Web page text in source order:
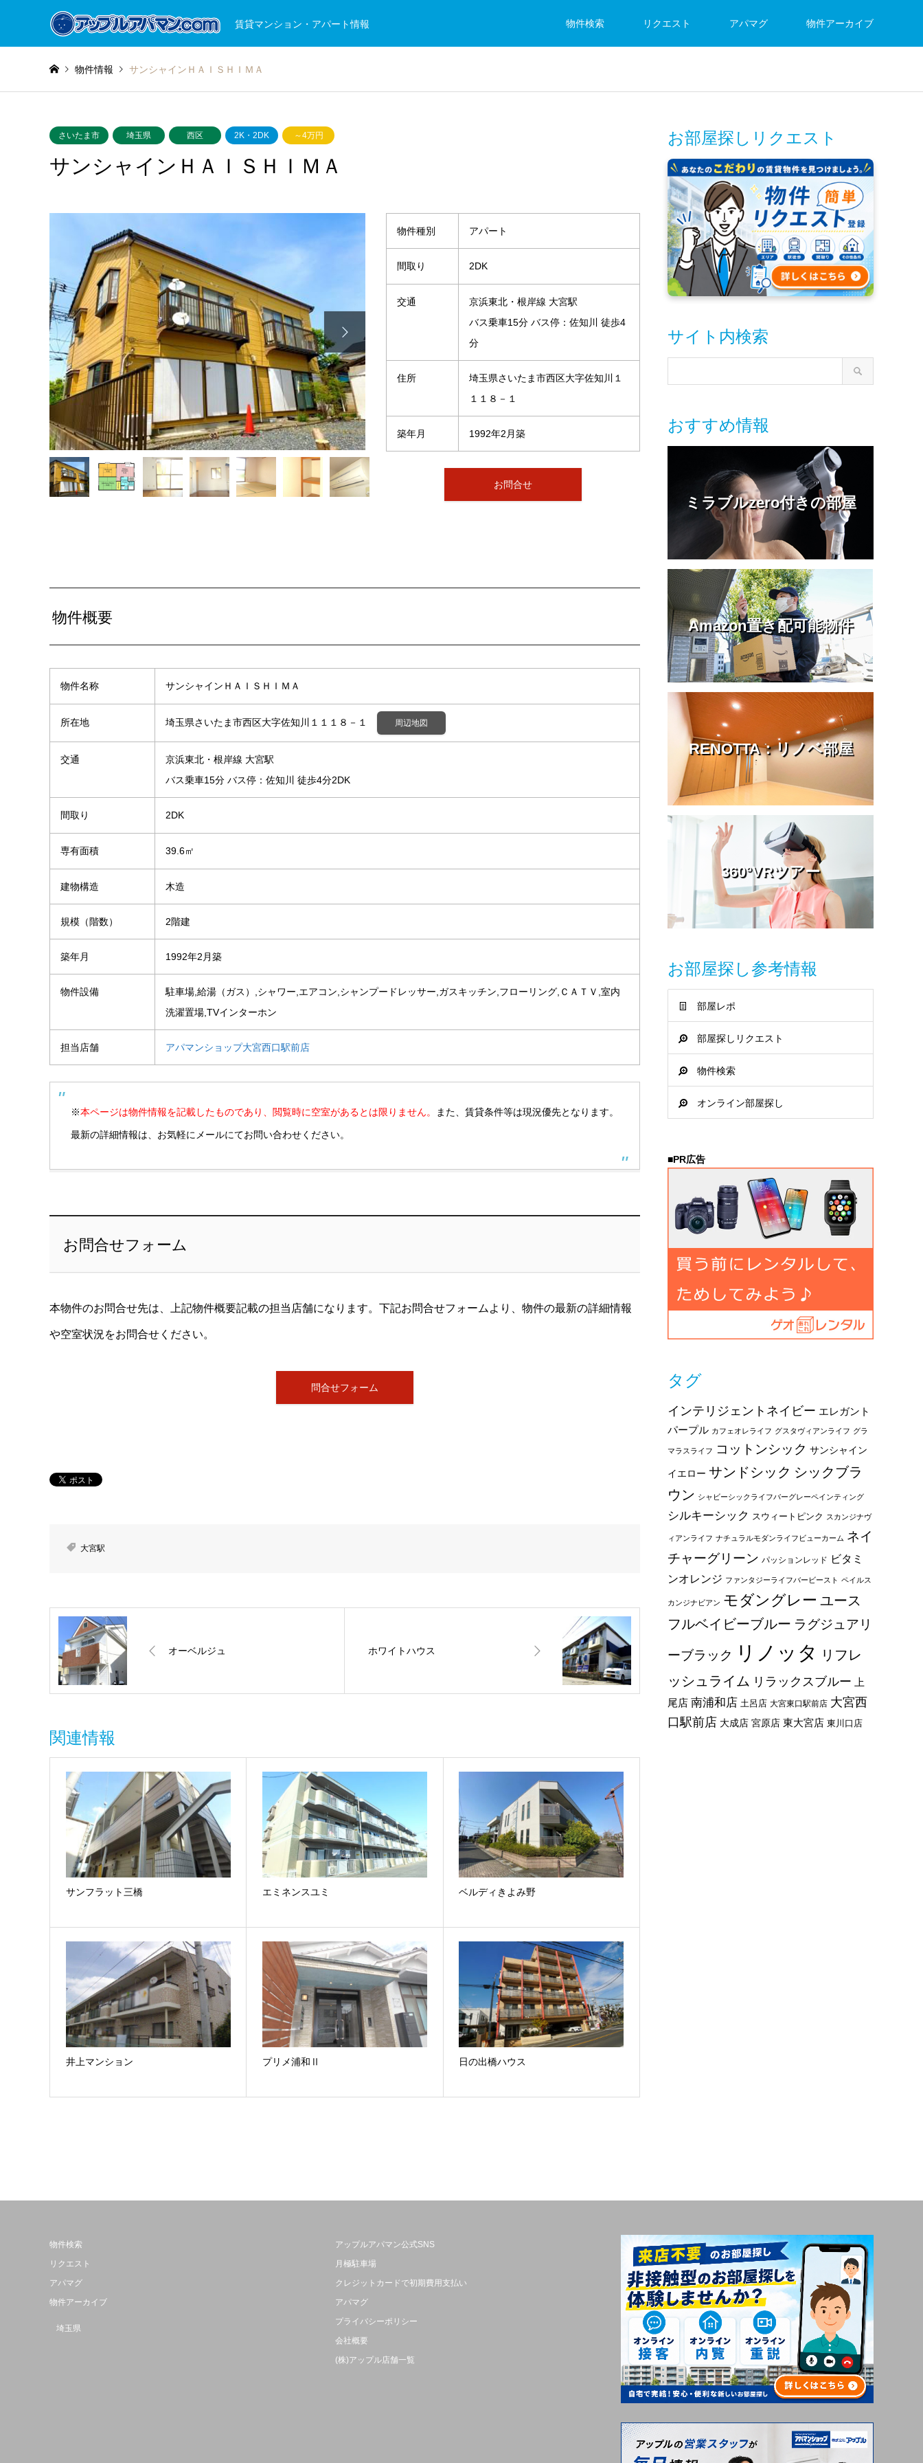
賃貸マンション・アパート情報 物件検索 リクエスト アパマグ 物件アーカイブ
物件情報 サンシャインＨＡＩＳＨＩＭＡ
さいたま市 埼玉県 西区 2K・2DK ～4万円
サンシャインＨＡＩＳＨＩＭＡ

物件種別 アパート
間取り 2DK
交通
京浜東北・根岸線 大宮駅
バス乗車15分 バス停：佐知川 徒歩4
分
住所
埼玉県さいたま市西区大字佐知川１
１１８－１
築年月 1992年2月築
お問合せ
物件概要
物件名称 サンシャインＨＡＩＳＨＩＭＡ
所在地 埼玉県さいたま市西区大字佐知川１１１８－１ 周辺地図
交通
京浜東北・根岸線 大宮駅
バス乗車15分 バス停：佐知川 徒歩4分2DK
間取り 2DK
専有面積 39.6㎡
建物構造 木造
規模（階数） 2階建
築年月 1992年2月築
物件設備
駐車場,給湯（ガス）,シャワー,エアコン,シャンプードレッサー,ガスキッチン,フローリング,ＣＡＴＶ,室内
洗濯置場,TVインターホン
担当店舗 アパマンショップ大宮西口駅前店
※本ページは物件情報を記載したものであり、閲覧時に空室があるとは限りません。 また、賃貸条件等は現況優先となります。
最新の詳細情報は、お気軽にメールにてお問い合わせください。
お問合せフォーム
本物件のお問合せ先は、上記物件概要記載の担当店舗になります。下記お問合せフォームより、物件の最新の詳細情報
や空室状況をお問合せください。
問合せフォーム
大宮駅
オーベルジュ ホワイトハウス
関連情報
サンフラット三橋 エミネンスユミ ベルディきよみ野
井上マンション プリメ浦和Ⅱ 日の出橋ハウス
お部屋探しリクエスト
サイト内検索
おすすめ情報
ミラブルzero付きの部屋
Amazon置き配可能物件
RENOTTA：リノベ部屋
360°VRツアー
お部屋探し参考情報
部屋レポ
部屋探しリクエスト
物件検索
オンライン部屋探し
■PR広告
タグ
インテリジェントネイビー エレガント
パープル カフェオレライフ グスタヴィアンライフ グラ
マラスライフ コットンシック サンシャイン
イエロー サンドシック シックブラ
ウン シャビーシックライフバーグレーペインティング
シルキーシック スウィートピンク スカンジナヴ
ィアンライフ ナチュラルモダンライフビューカーム ネイ
チャーグリーン パッションレッド ビタミ
ンオレンジ ファンタジーライフバービースト ペイルス
カンジナビアン モダングレー ユース
フルベイビーブルー ラグジュアリ
ーブラック リノッタ
リフレ
ッシュライム リラックスブルー
上
尾店 南浦和店 土呂店 大宮東口駅前店 大宮西
口駅前店 大成店 宮原店 東大宮店 東川口店
物件検索
リクエスト
アパマグ
物件アーカイブ
埼玉県
アップルアパマン公式SNS
月極駐車場
クレジットカードで初期費用支払い
アパマグ
プライバシーポリシー
会社概要
(株)アップル店舗一覧